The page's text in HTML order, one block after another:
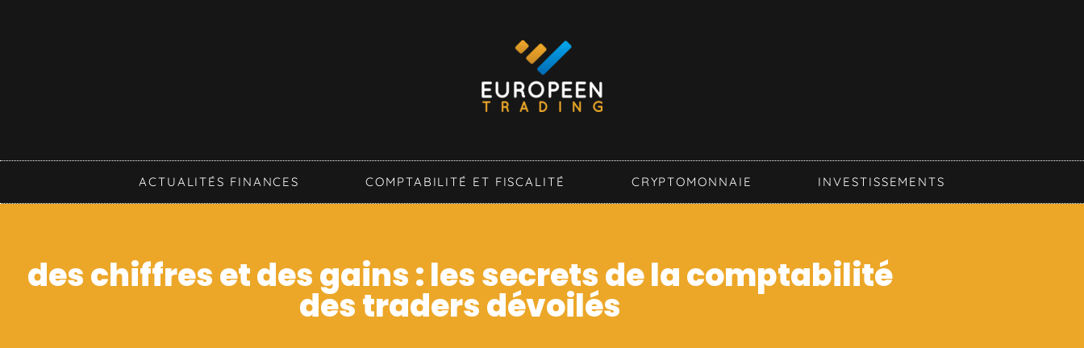
ACTUALITÉS FINANCES COMPTABILITÉ ET FISCALITÉ CRYPTOMONNAIE INVESTISSEMENTS
des chiffres et des gains : les secrets de la comptabilité
des traders dévoilés